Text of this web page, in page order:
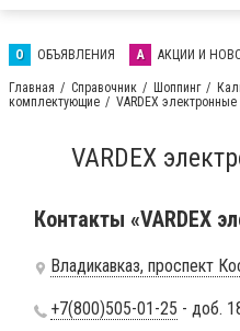
О ОБЪЯВЛЕНИЯ А АКЦИИ И
Главная Справочник Шоппинг
комплектующие
VARDEX электронные
VARDEX
Контакты «VARDEX
Владикавказ, проспект
+7(800)505-01-25 - доб.